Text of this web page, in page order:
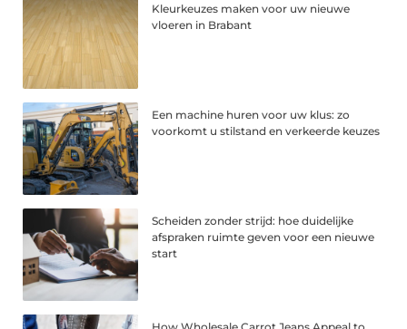
Kleurkeuzes maken voor uw nieuwe
vloeren in Brabant
Een machine huren voor uw klus: zo
voorkomt u stilstand en verkeerde keuzes
Scheiden zonder strijd: hoe duidelijke
afspraken ruimte geven voor een nieuwe
start